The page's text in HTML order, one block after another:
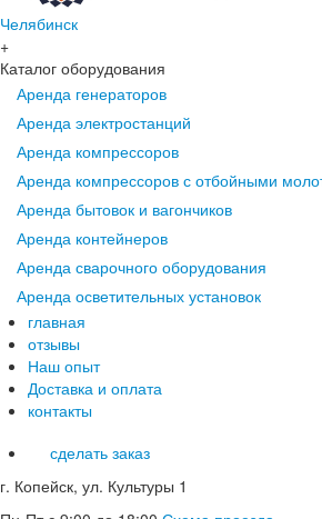
Челябинск
+
Каталог оборудования
Аренда генераторов
Аренда электростанций
Аренда компрессоров
Аренда компрессоров с отбойными
Аренда бытовок и вагончиков
Аренда контейнеров
Аренда сварочного оборудования
Аренда осветительных установок
главная
отзывы
Наш опыт
Доставка и оплата
контакты
сделать заказ
г. Копейск, ул. Культуры 1